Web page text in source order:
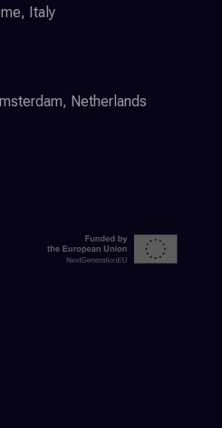
Italy
Netherlands